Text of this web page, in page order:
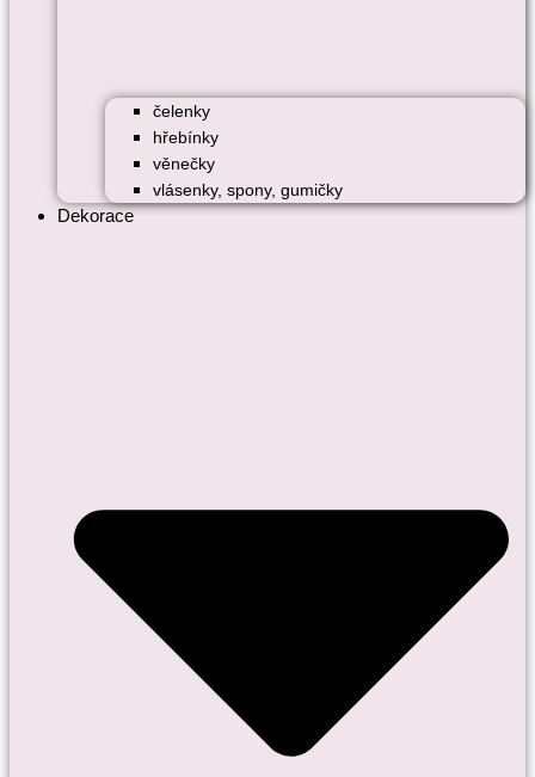
čelenky
hřebínky
věnečky
vlásenky, spony, gumičky
Dekorace